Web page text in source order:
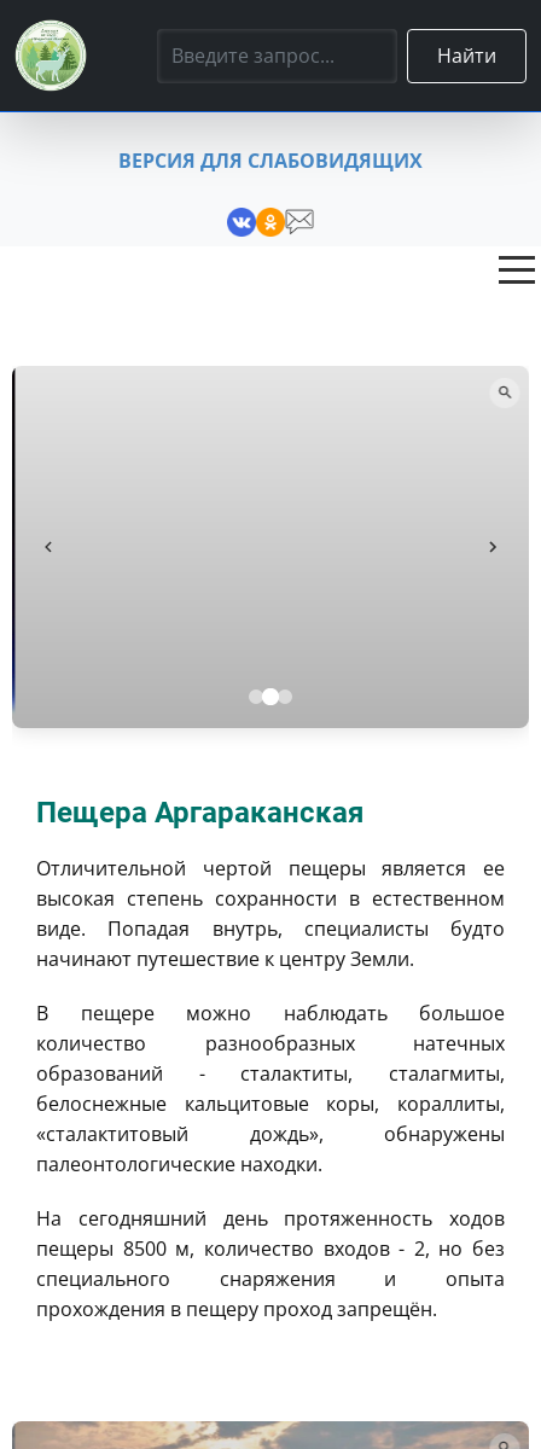
Найти
ВЕРСИЯ ДЛЯ СЛАБОВИДЯЩИХ
Пещера Аргараканская
Отличительной чертой пещеры является ее
высокая степень сохранности в естественном
виде. Попадая внутрь, специалисты будто
начинают путешествие к центру Земли.
B пещере можно наблюдать большое
количество разнообразных натечных
образований - сталактиты, сталагмиты,
белоснежные кальцитовые коры, кораллиты,
«сталактитовый дождь», обнаружены
палеонтологические находки.
На сегодняшний день протяженность ходов
пещеры 8500 м, количество входов - 2, но без
специального снаряжения и опыта
прохождения в пещеру проход запрещён.